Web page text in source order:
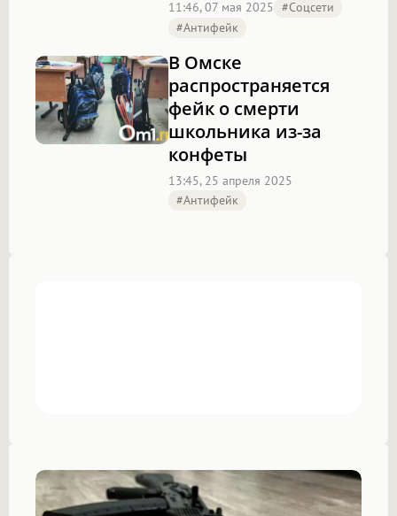
11:46, 07 мая 2025 #соцсети
#антифейк
В Омске
распространяется
фейк о смерти
школьника из-за
конфеты
13:45, 25 апреля 2025
#антифейк